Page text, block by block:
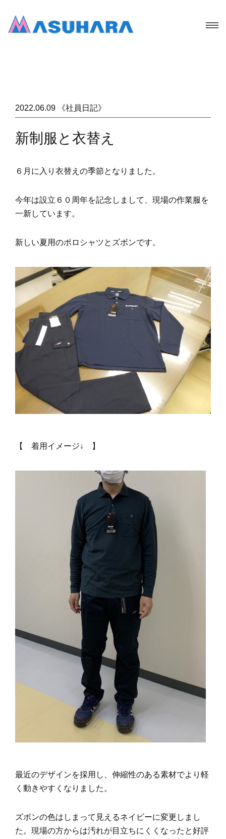
2022.06.09 《社員日記》
新制服と衣替え
６月に入り衣替えの季節となりました。
今年は設立６０周年を記念しまして、現場の作業服を
一新しています。
新しい夏用のポロシャツとズボンです。
【 着用イメージ↓ 】
最近のデザインを採用し、伸縮性のある素材でより軽
く動きやすくなりました。
ズボンの色はしまって見えるネイビーに変更しまし
た。現場の方からは汚れが目立ちにくくなったと好評